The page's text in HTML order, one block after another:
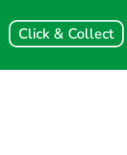
Click & Collect